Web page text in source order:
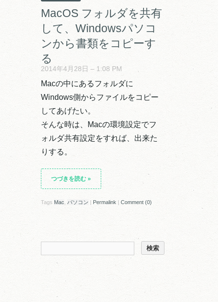
MacOS フォルダを共有
して、Windowsパソコ
ンから書類をコピーす
る
2014年4月28日 – 1:08 PM
Macの中にあるフォルダに
Windows側からファイルをコピー
してあげたい。
そんな時は、Macの環境設定でフ
ォルダ共有設定をすれば、出来た
りする。
つづきを読む »
Tags Mac パソコン | Permalink | Comment (0)